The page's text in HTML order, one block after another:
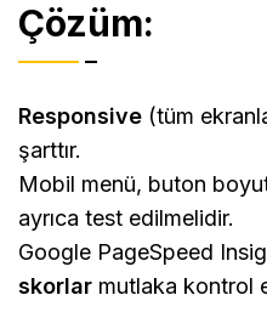
Çözüm:
Responsive (tüm
şarttır.
Mobil menü, buton
ayrıca test edilmelidir.
Google PageSpeed
skorlar mutlaka kontrol